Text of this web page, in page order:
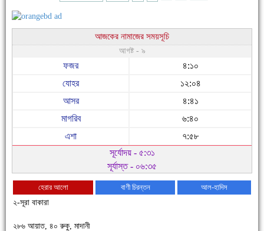
আজকের নামাজের সময়সূচি
আগষ্ট - ৯
ফজর
৪:১০
যোহর
১২:০৪
আসর
৪:৪১
মাগরিব
৬:৪০
এশা
৭:৫৮
সূর্যোদয় - ৫:৩১
সূর্যাস্ত - ০৬:৩৫
হেরার আলো বাণী চিরন্তন
আল-হাদিস
২-সূরা বাকারা
২৮৬ আয়াত, ৪০ রুকু, মাদানী